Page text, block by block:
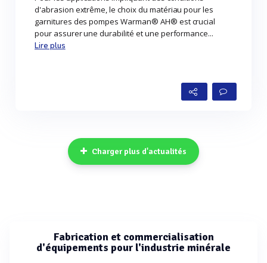
d'abrasion extrême, le choix du matériau pour les
garnitures des pompes Warman® AH® est crucial
pour assurer une durabilité et une performance...
Lire plus
Charger plus d'actualités
Fabrication et commercialisation
d'équipements pour l'industrie minérale